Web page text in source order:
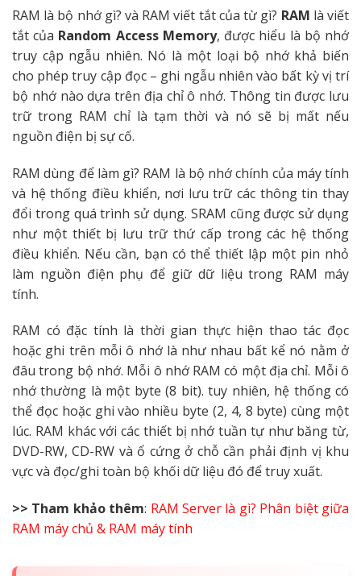
RAM là bộ nhớ gì? và RAM viết tắt của từ gì? RAM là viết
tắt của Random Access Memory, được hiểu là bộ nhớ
truy cập ngẫu nhiên. Nó là một loại bộ nhớ khả biến
cho phép truy cập đọc – ghi ngẫu nhiên vào bất kỳ vị trí
bộ nhớ nào dựa trên địa chỉ ô nhớ. Thông tin được lưu
trữ trong RAM chỉ là tạm thời và nó sẽ bị mất nếu
nguồn điện bị sự cố.
RAM dùng để làm gì? RAM là bộ nhớ chính của máy tính
và hệ thống điều khiển, nơi lưu trữ các thông tin thay
đổi trong quá trình sử dụng. SRAM cũng được sử dụng
như một thiết bị lưu trữ thứ cấp trong các hệ thống
điều khiển. Nếu cần, bạn có thể thiết lập một pin nhỏ
làm nguồn điện phụ để giữ dữ liệu trong RAM máy
tính.
RAM có đặc tính là thời gian thực hiện thao tác đọc
hoặc ghi trên mỗi ô nhớ là như nhau bất kể nó nằm ở
đâu trong bộ nhớ. Mỗi ô nhớ RAM có một địa chỉ. Mỗi ô
nhớ thường là một byte (8 bit). tuy nhiên, hệ thống có
thể đọc hoặc ghi vào nhiều byte (2, 4, 8 byte) cùng một
lúc. RAM khác với các thiết bị nhớ tuần tự như băng từ,
DVD-RW, CD-RW và ổ cứng ở chỗ cần phải định vị khu
vực và đọc/ghi toàn bộ khối dữ liệu đó để truy xuất.
>> Tham khảo thêm: RAM Server là gì? Phân biệt giữa
RAM máy chủ & RAM máy tính